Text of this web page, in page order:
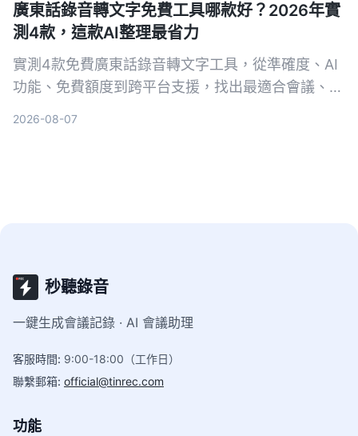
廣東話錄音轉文字免費工具哪款好？2026年實
測4款，這款AI整理最省力
實測4款免費廣東話錄音轉文字工具，從準確度、AI
功能、免費額度到跨平台支援，找出最適合會議、訪
2026-08-07
秒聽錄音
一鍵生成會議記錄 · AI 會議助理
客服時間: 9:00-18:00（工作日）
聯繫郵箱: official@tinrec.com
功能